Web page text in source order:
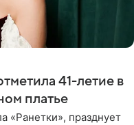
41-летие в
платье
«Ранетки», празднует